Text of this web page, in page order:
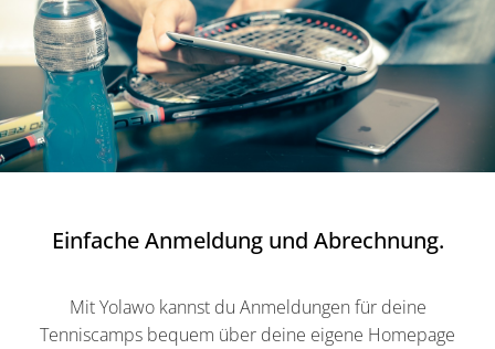
Einfache Anmeldung und Abrechnung.
Mit Yolawo kannst du Anmeldungen für deine
Tenniscamps bequem über deine eigene Homepage